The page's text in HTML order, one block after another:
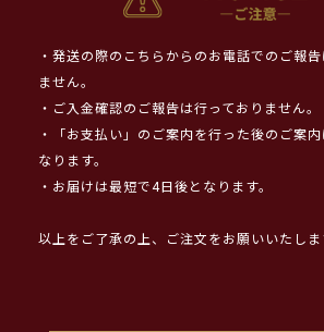
・発送の際のこちらからのお電話でのご報
ません。
・ご入金確認のご報告は行っておりません。
・「お支払い」のご案内を行った後のご案
なります。
・お届けは最短で4日後となります。
以上をご了承の上、ご注文をお願いいたしま